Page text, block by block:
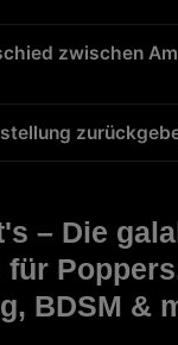
zwischen
– Die
für
BDSM &